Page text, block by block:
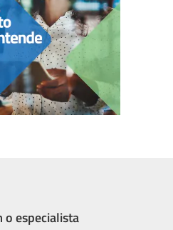
o especialista